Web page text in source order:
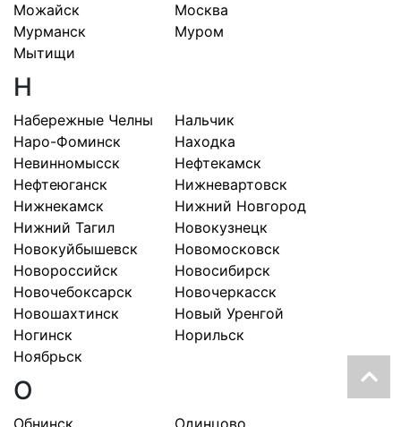
Можайск
Москва
Мурманск
Муром
Мытищи
Н
Набережные Челны
Нальчик
Наро-Фоминск
Находка
Невинномысск
Нефтекамск
Нефтеюганск
Нижневартовск
Нижнекамск
Нижний Новгород
Нижний Тагил
Новокузнецк
Новокуйбышевск
Новомосковск
Новороссийск
Новосибирск
Новочебоксарск
Новочеркасск
Новошахтинск
Новый Уренгой
Ногинск
Норильск
Ноябрьск
О
Обнинск Одинцово